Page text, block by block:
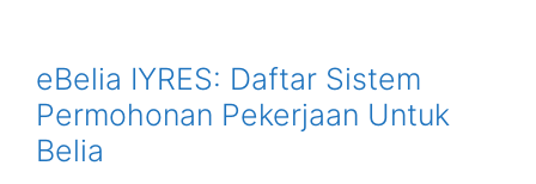
eBelia IYRES: Daftar Sistem
Permohonan Pekerjaan Untuk
Belia